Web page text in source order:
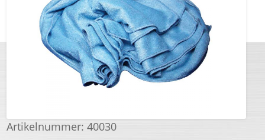
Artikelnummer:40030